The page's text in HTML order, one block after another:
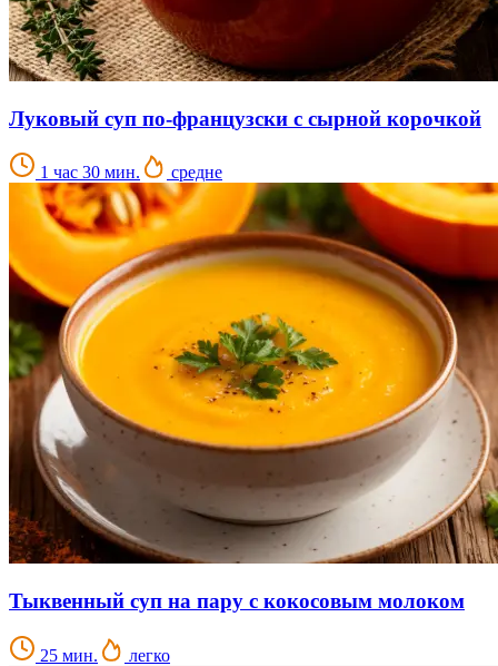
Луковый суп по-французски с сырной корочкой
1 час 30 мин. средне
Тыквенный суп на пару с кокосовым молоком
25 мин. легко